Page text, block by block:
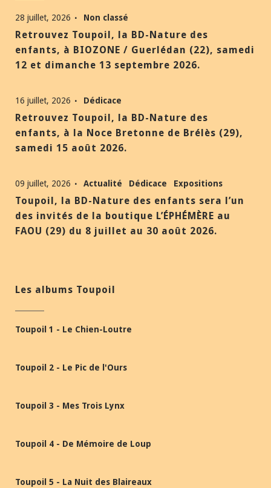
28 juillet, 2026 Non classé
Retrouvez Toupoil, la BD-Nature des
enfants, à BIOZONE / Guerlédan (22), samedi
12 et dimanche 13 septembre 2026.
16 juillet, 2026 Dédicace
Retrouvez Toupoil, la BD-Nature des
enfants, à la Noce Bretonne de Brélès (29),
samedi 15 août 2026.
09 juillet, 2026 Actualité Dédicace Expositions
Toupoil, la BD-Nature des enfants sera l’un
des invités de la boutique L’ÉPHÉMÈRE au
FAOU (29) du 8 juillet au 30 août 2026.
Les albums Toupoil
Toupoil 1 - Le Chien-Loutre
Toupoil 2 - Le Pic de l'Ours
Toupoil 3 - Mes Trois Lynx
Toupoil 4 - De Mémoire de Loup
Toupoil 5 - La Nuit des Blaireaux